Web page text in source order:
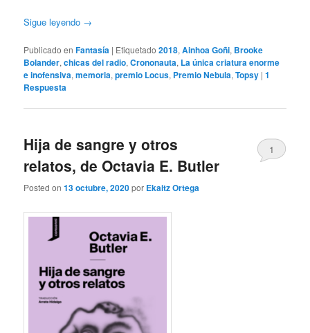
Sigue leyendo →
Publicado en Fantasía | Etiquetado 2018,Ainhoa Goñi, Brooke
Bolander,chicas del radio,Crononauta, La única criatura enorme
e inofensiva,memoria,premio Locus, Premio Nebula,Topsy |1
Respuesta
Hija de sangre y otros
relatos, de Octavia E. Butler
Posted on13 octubre, 2020por Ekaitz Ortega
1